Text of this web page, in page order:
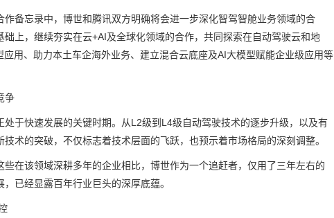
作备忘录中，博世和腾讯双方明确将会进一步深化智驾智舱业务领域的合
础上，继续夯实在云+AI及全球化领域的合作，共同探索在自动驾驶云和地
应用、助力本土车企海外业务、建立混合云底座及AI大模型赋能企业级应用等
争
处于快速发展的关键时期。从L2级到L4级自动驾驶技术的逐步升级，以及有
技术的突破，不仅标志着技术层面的飞跃，也预示着市场格局的深刻调整。
些在该领域深耕多年的企业相比，博世作为一个追赶者，仅用了三年左右的
已经显露百年行业巨头的深厚底蕴。